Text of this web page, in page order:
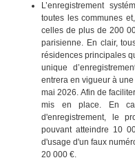
L’enregistrement
toutes les communes
celles de plus de 200
parisienne. En clair,
résidences principales
unique
entrera en vigueur à
mai 2026. Afin de
mis en place. En
d'enregistrement, le
pouvant atteindre 10
d'usage d'un faux
20 000 €.